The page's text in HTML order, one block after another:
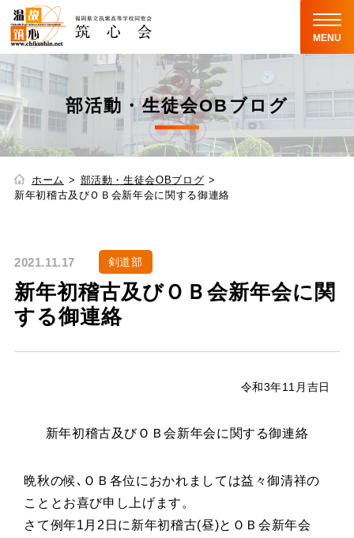
MENU
部活動・生徒会OBブログ
ホーム
部活動・生徒会OBブログ
新年初稽古及びＯＢ会新年会に関する御連絡
2021.11.17 剣道部
新年初稽古及びＯＢ会新年会に関
する御連絡
令和3年11月吉日
新年初稽古及びＯＢ会新年会に関する御連絡
晩秋の候､ＯＢ各位におかれましては益々御清祥の
こととお喜び申し上げます。
さて例年1月2日に新年初稽古(昼)とＯＢ会新年会